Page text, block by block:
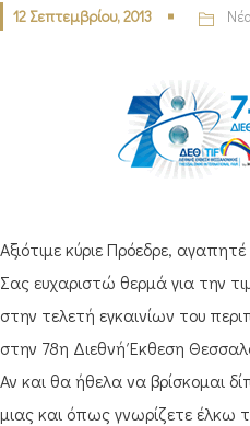
12 Σεπτεμβρίου, 2013
Αξιότιμε κύριε Πρόεδρε,
Σας ευχαριστώ θερμά για την
στην τελετή εγκαινίων του
στην 78η Διεθνή Έκθεση
Αν και θα ήθελα να βρίσκομαι
μιας και όπως γνωρίζετε έλκω